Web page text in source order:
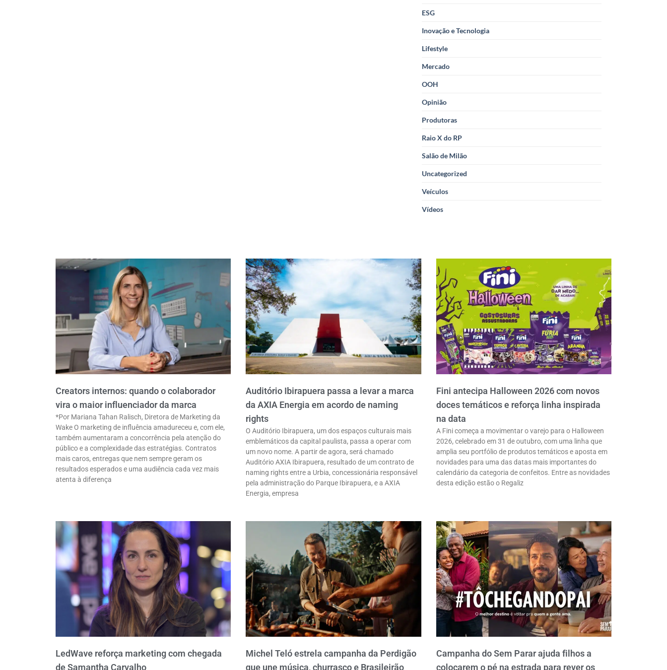
ESG
Inovação e Tecnologia
Lifestyle
Mercado
OOH
Opinião
Produtoras
Raio X do RP
Salão de Milão
Uncategorized
Veículos
Vídeos
Creators internos: quando o colaborador
vira o maior influenciador da marca
*Por Mariana Tahan Ralisch, Diretora de Marketing da
Wake O marketing de influência amadureceu e, com ele,
também aumentaram a concorrência pela atenção do
público e a complexidade das estratégias. Contratos
mais caros, entregas que nem sempre geram os
resultados esperados e uma audiência cada vez mais
atenta à diferença
Auditório Ibirapuera passa a levar a marca
da AXIA Energia em acordo de naming
rights
O Auditório Ibirapuera, um dos espaços culturais mais
emblemáticos da capital paulista, passa a operar com
um novo nome. A partir de agora, será chamado
Auditório AXIA Ibirapuera, resultado de um contrato de
naming rights entre a Urbia, concessionária responsável
pela administração do Parque Ibirapuera, e a AXIA
Energia, empresa
Fini antecipa Halloween 2026 com novos
doces temáticos e reforça linha inspirada
na data
A Fini começa a movimentar o varejo para o Halloween
2026, celebrado em 31 de outubro, com uma linha que
amplia seu portfólio de produtos temáticos e aposta em
novidades para uma das datas mais importantes do
calendário da categoria de confeitos. Entre as novidades
desta edição estão o Regaliz
LedWave reforça marketing com chegada
de Samantha Carvalho
Michel Teló estrela campanha da Perdigão
que une música, churrasco e Brasileirão
Campanha do Sem Parar ajuda filhos a
colocarem o pé na estrada para rever os